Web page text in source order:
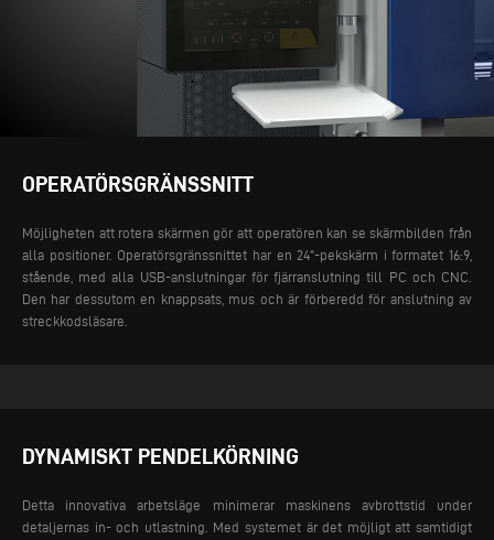
OPERATÖRSGRÄNSSNITT
Möjligheten att rotera skärmen gör att operatören kan se skärmbilden från
alla positioner. Operatörsgränssnittet har en 24"-pekskärm i formatet 16:9,
stående, med alla USB-anslutningar för fjärranslutning till PC och CNC.
Den har dessutom en knappsats, mus och är förberedd för anslutning av
streckkodsläsare.
DYNAMISKT PENDELKÖRNING
Detta innovativa arbetsläge minimerar maskinens avbrottstid under
detaljernas in- och utlastning. Med systemet är det möjligt att samtidigt